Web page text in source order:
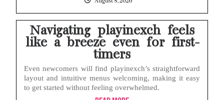
Navigating playinexch feels
like a breeze even for first-
timers
Even newcomers will find playinexch’s straightforward
layout and intuitive menus welcoming, making it easy
to get started without feeling overwhelmed.